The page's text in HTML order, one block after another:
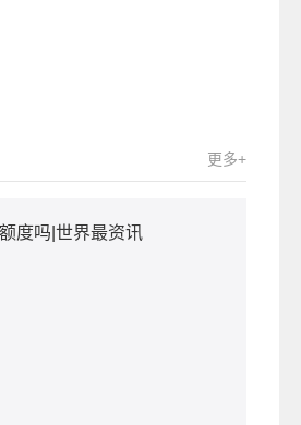
更多+
度吗|世界最资讯